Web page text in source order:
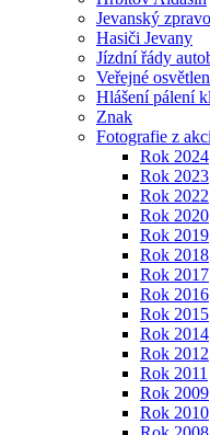
Jevanský
Hasiči Jevany
Jízdní řády
Veřejné
Hlášení pálení
Znak
Fotografie z
Rok 2024
Rok 2023
Rok 2022
Rok 2020
Rok 2019
Rok 2018
Rok 2017
Rok 2016
Rok 2015
Rok 2014
Rok 2012
Rok 2011
Rok 2009
Rok 2010